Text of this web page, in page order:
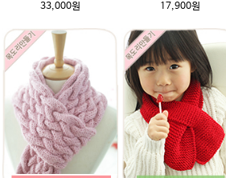
33,000원
17,900원